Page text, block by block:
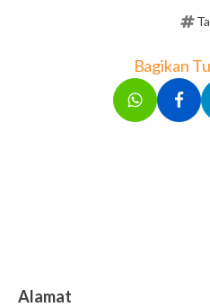
Bagikan
Alamat